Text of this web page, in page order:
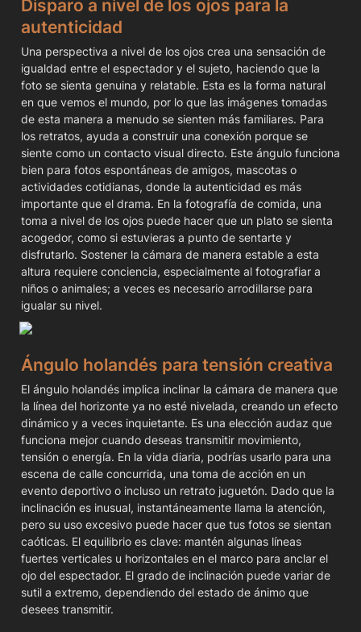
Disparo a nivel de los ojos para la
autenticidad
Una perspectiva a nivel de los ojos crea una sensación de
igualdad entre el espectador y el sujeto, haciendo que la
foto se sienta genuina y relatable. Esta es la forma natural
en que vemos el mundo, por lo que las imágenes tomadas
de esta manera a menudo se sienten más familiares. Para
los retratos, ayuda a construir una conexión porque se
siente como un contacto visual directo. Este ángulo funciona
bien para fotos espontáneas de amigos, mascotas o
actividades cotidianas, donde la autenticidad es más
importante que el drama. En la fotografía de comida, una
toma a nivel de los ojos puede hacer que un plato se sienta
acogedor, como si estuvieras a punto de sentarte y
disfrutarlo. Sostener la cámara de manera estable a esta
altura requiere conciencia, especialmente al fotografiar a
niños o animales; a veces es necesario arrodillarse para
igualar su nivel.
Ángulo holandés para tensión creativa
El ángulo holandés implica inclinar la cámara de manera que
la línea del horizonte ya no esté nivelada, creando un efecto
dinámico y a veces inquietante. Es una elección audaz que
funciona mejor cuando deseas transmitir movimiento,
tensión o energía. En la vida diaria, podrías usarlo para una
escena de calle concurrida, una toma de acción en un
evento deportivo o incluso un retrato juguetón. Dado que la
inclinación es inusual, instantáneamente llama la atención,
pero su uso excesivo puede hacer que tus fotos se sientan
caóticas. El equilibrio es clave: mantén algunas líneas
fuertes verticales u horizontales en el marco para anclar el
ojo del espectador. El grado de inclinación puede variar de
sutil a extremo, dependiendo del estado de ánimo que
desees transmitir.